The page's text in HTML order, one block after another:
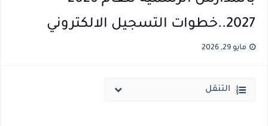
مؤشرات ..انطلاق المرحلة الاولي الاثنين المقبل والحد الادني علمي 89.5% وعلمي رياضة 87% والادبي 71% وانخفاض بدرجات القبول بكليات القمة عن العام الماضي
2027..خطوات التسجيل الالكتروني
مايو 29, 2026
التنقل